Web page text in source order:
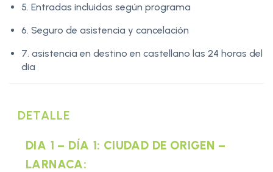
5. Entradas incluidas según programa
6. Seguro de asistencia y cancelación
7. asistencia en destino en castellano las 24 horas del
dia
DETALLE
DIA 1 – DÍA 1: CIUDAD DE ORIGEN –
LARNACA: